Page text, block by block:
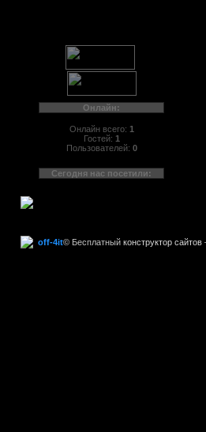
Онлайн:
Онлайн всего: 1
Гостей: 1
Пользователей: 0
Сегодня нас посетили:
off-4it© Бесплатный конструктор сайтов